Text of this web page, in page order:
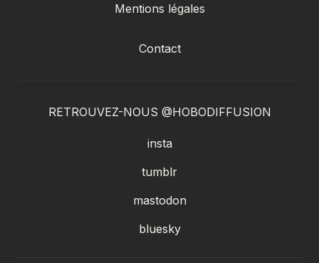
Mentions légales
Contact
RETROUVEZ-NOUS @HOBODIFFUSION
insta
tumblr
mastodon
bluesky